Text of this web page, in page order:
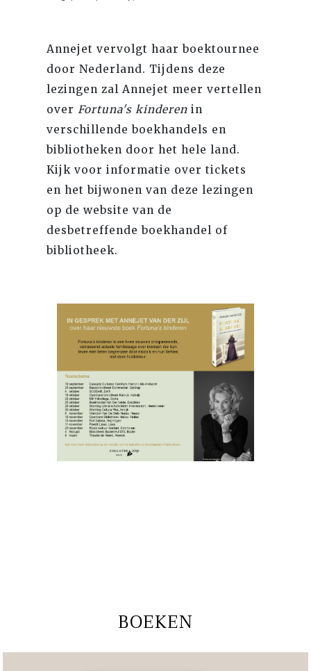
Annejet vervolgt haar boektournee
door Nederland. Tijdens deze
lezingen zal Annejet meer vertellen
over Fortuna's kinderen in
verschillende boekhandels en
bibliotheken door het hele land.
Kijk voor informatie over tickets
en het bijwonen van deze lezingen
op de website van de
desbetreffende boekhandel of
bibliotheek.
BOEKEN